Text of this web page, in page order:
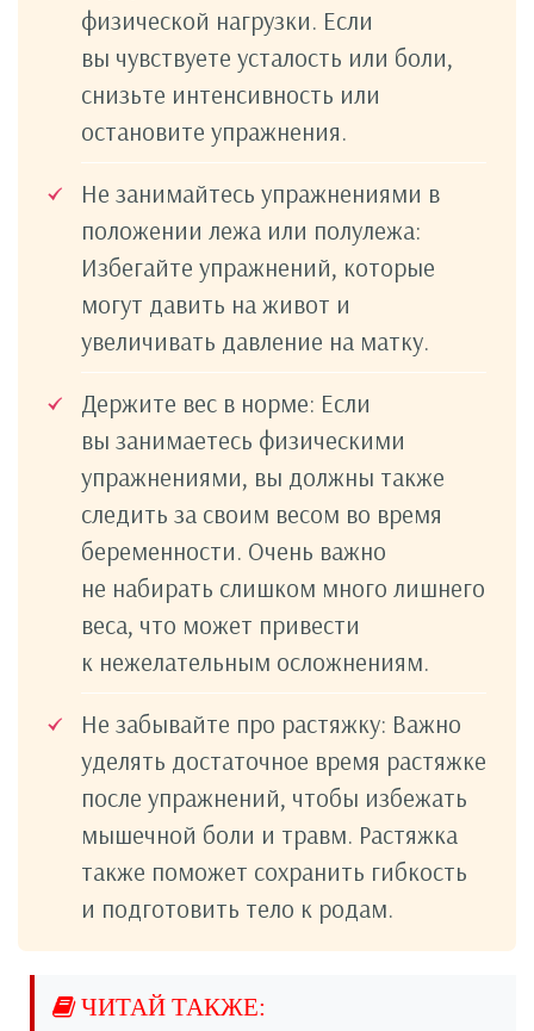
физической нагрузки. Если
вы чувствуете усталость или боли,
снизьте интенсивность или
остановите упражнения.
Не занимайтесь упражнениями в
положении лежа или полулежа:
Избегайте упражнений, которые
могут давить на живот и
увеличивать давление на матку.
Держите вес в норме: Если
вы занимаетесь физическими
упражнениями, вы должны также
следить за своим весом во время
беременности. Очень важно
не набирать слишком много лишнего
веса, что может привести
к нежелательным осложнениям.
Не забывайте про растяжку: Важно
уделять достаточное время растяжке
после упражнений, чтобы избежать
мышечной боли и травм. Растяжка
также поможет сохранить гибкость
и подготовить тело к родам.